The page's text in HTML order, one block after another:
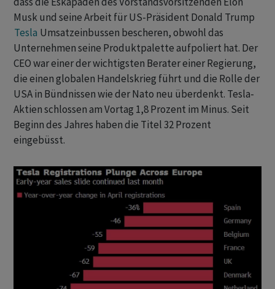
Musk und seine Arbeit für US-Präsident Donald Trump
Tesla Umsatzeinbussen bescheren, obwohl das
Unternehmen seine Produktpalette aufpoliert hat. Der
CEO war einer der wichtigsten Berater einer Regierung,
die einen globalen Handelskrieg führt und die Rolle der
USA in Bündnissen wie der Nato neu überdenkt. Tesla-
Aktien schlossen am Vortag 1,8 Prozent im Minus. Seit
Beginn des Jahres haben die Titel 32 Prozent
eingebüsst.